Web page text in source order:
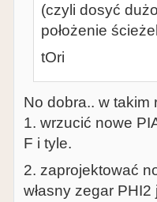
(czyli dosyć
położenie
tOri
No dobra.. w takim
1. wrzucić nowe
F i tyle.
2. zaprojektować
własny zegar